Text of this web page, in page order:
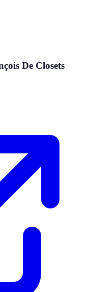
De Closets